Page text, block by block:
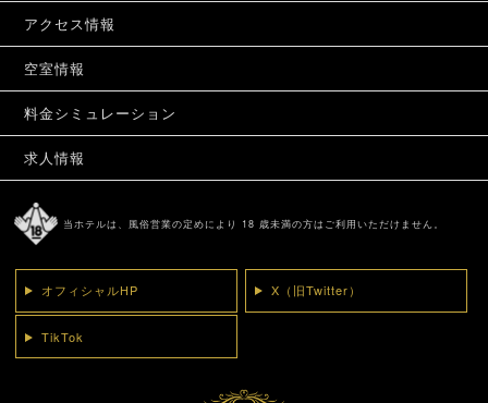
アクセス情報
空室情報
料金シミュレーション
求人情報
当ホテルは、風俗営業の定めにより 18 歳未満の方はご利用いただけません。
オフィシャルHP X（旧Twitter）
TikTok